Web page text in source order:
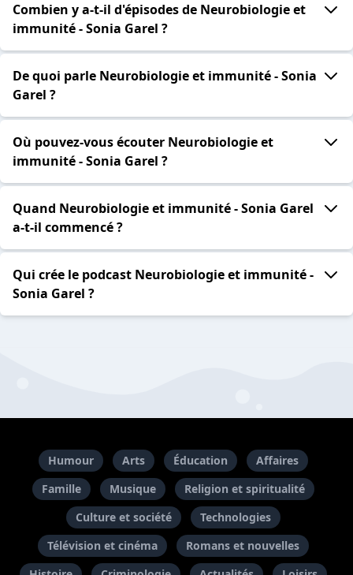
Combien y a-t-il d'épisodes de Neurobiologie et
immunité - Sonia Garel ?
De quoi parle Neurobiologie et immunité - Sonia
Garel ?
Où pouvez-vous écouter Neurobiologie et
immunité - Sonia Garel ?
Quand Neurobiologie et immunité - Sonia Garel
a-t-il commencé ?
Qui crée le podcast Neurobiologie et immunité -
Sonia Garel ?
Humour Arts Éducation
Affaires
Famille
Musique
Religion et spiritualité
Culture et société
Technologies
Télévision et cinéma
Romans et nouvelles